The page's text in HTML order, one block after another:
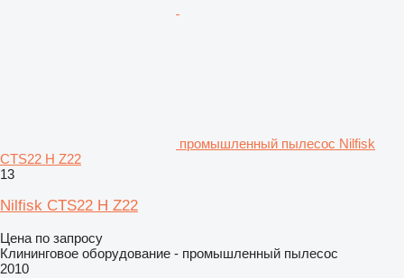
промышленный пылесос Nilfisk
CTS22 H Z22
13
Nilfisk CTS22 H Z22
Цена по запросу
Клининговое оборудование - промышленный пылесос
2010